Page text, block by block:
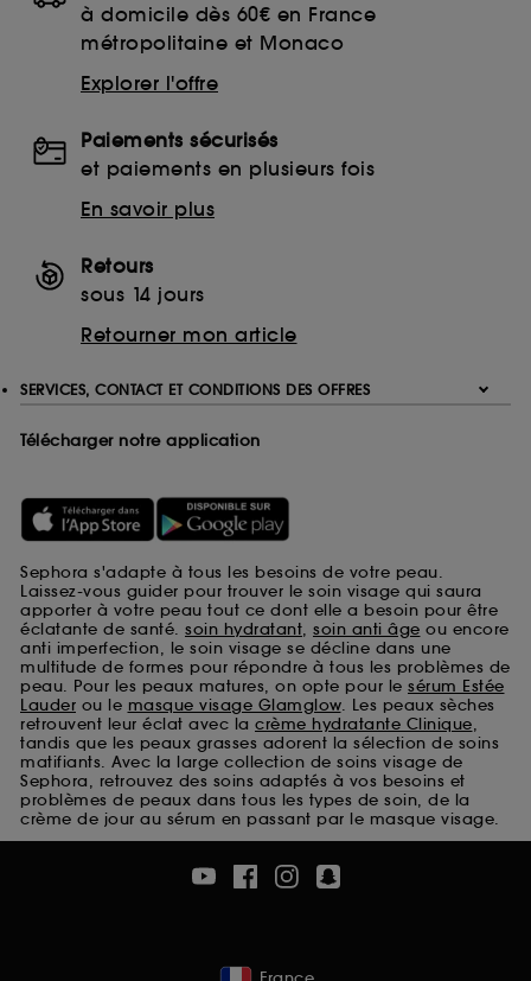
à domicile dès 60€ en France
métropolitaine et Monaco
Explorer l'offre
Paiements sécurisés
et paiements en plusieurs fois
En savoir plus
Retours
sous 14 jours
Retourner mon article
SERVICES, CONTACT ET CONDITIONS DES OFFRES
Télécharger notre application
Sephora s'adapte à tous les besoins de votre peau.
Laissez-vous guider pour trouver le soin visage qui saura
apporter à votre peau tout ce dont elle a besoin pour être
éclatante de santé. soin hydratant, soin anti âge ou encore
anti imperfection, le soin visage se décline dans une
multitude de formes pour répondre à tous les problèmes de
peau. Pour les peaux matures, on opte pour le sérum Estée
Lauder ou le masque visage Glamglow. Les peaux sèches
retrouvent leur éclat avec la crème hydratante Clinique,
tandis que les peaux grasses adorent la sélection de soins
matifiants. Avec la large collection de soins visage de
Sephora, retrouvez des soins adaptés à vos besoins et
problèmes de peaux dans tous les types de soin, de la
crème de jour au sérum en passant par le masque visage.